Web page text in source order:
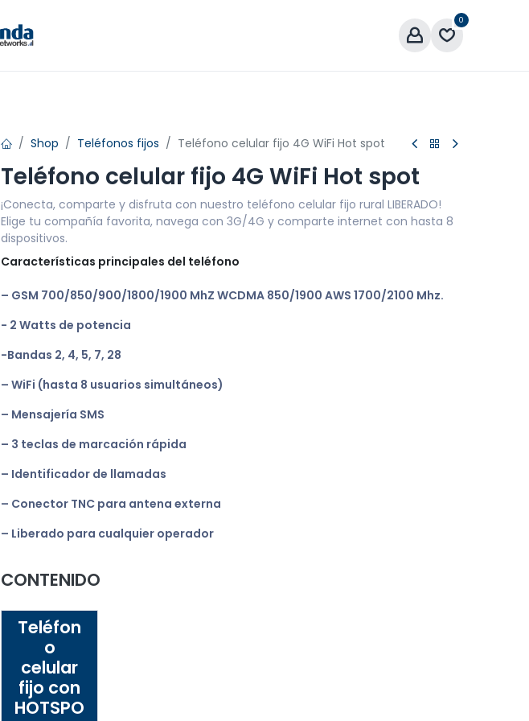
0
Shop Teléfonos fijos Teléfono celular fijo 4G WiFi Hot spot
Teléfono celular fijo 4G WiFi Hot spot
¡Conecta, comparte y disfruta con nuestro teléfono celular fijo rural LIBERADO!
Elige tu compañía favorita, navega con 3G/4G y comparte internet con hasta 8
dispositivos.
Características principales del teléfono
– GSM 700/850/900/1800/1900 MhZ WCDMA 850/1900 AWS 1700/2100 Mhz.
- 2 Watts de potencia
-Bandas 2, 4, 5, 7, 28
– WiFi (hasta 8 usuarios simultáneos)
– Mensajería SMS
– 3 teclas de marcación rápida
– Identificador de llamadas
– Conector TNC para antena externa
– Liberado para cualquier operador
CONTENIDO
Teléfon
o
celular
fijo con
HOTSPO